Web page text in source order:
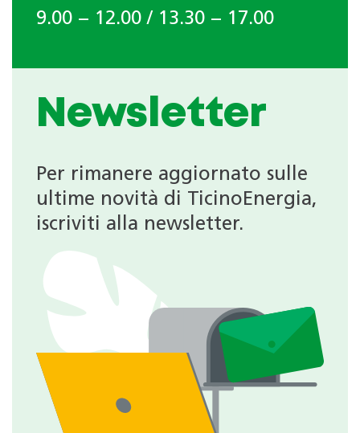
9.00 − 12.00 / 13.30 − 17.00
Newsletter
Per rimanere aggiornato sulle
ultime novità di TicinoEnergia,
iscriviti alla newsletter.